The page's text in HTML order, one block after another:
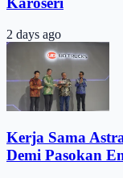
2 days ago
Kerja Sama
Demi Pasokan